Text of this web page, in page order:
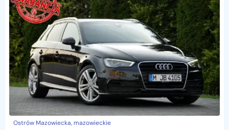
Ostrów Mazowiecka, mazowieckie